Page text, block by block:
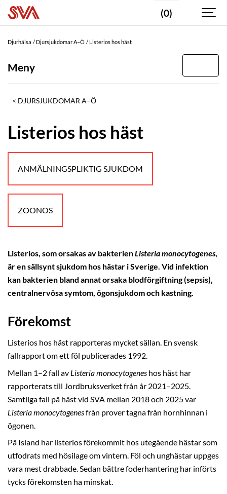
(0)
Djurhälsa Djursjukdomar A–Ö Listerios hos häst
Meny
DJURSJUKDOMAR A–Ö
Listerios hos häst
ANMÄLNINGSPLIKTIG SJUKDOM
ZOONOS
Listerios, som orsakas av bakterienListeria monocytogenes,
är en sällsynt sjukdom hos hästar i Sverige. Vid infektion
kan bakterien bland annat orsaka blodförgiftning (sepsis),
centralnervösa symtom, ögonsjukdom och kastning.
Förekomst
Listerios hos häst rapporteras mycket sällan. En svensk
fallrapport om ett föl publicerades 1992.
Mellan 1–2 fall av Listeria monocytogenes hos häst har
rapporterats till Jordbruksverket från år 2021–2025.
Samtliga fall på häst vid SVA mellan 2018 och 2025 var
Listeria monocytogenesfrån prover tagna från hornhinnan i
ögonen.
På Island har listerios förekommit hos utegående hästar som
utfodrats med hösilage om vintern. Föl och unghästar uppges
vara mest drabbade. Sedan bättre foderhantering har införts
tycks förekomsten ha minskat.